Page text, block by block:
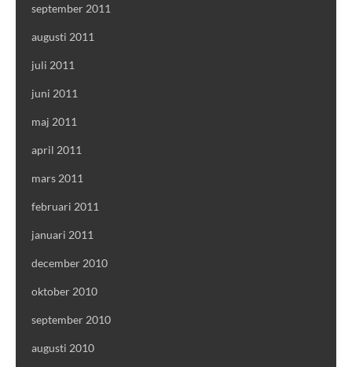
september 2011
augusti 2011
juli 2011
juni 2011
maj 2011
april 2011
mars 2011
februari 2011
januari 2011
december 2010
oktober 2010
september 2010
augusti 2010